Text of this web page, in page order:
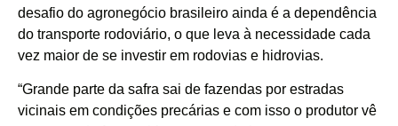
desafio do agronegócio brasileiro ainda é a dependência
do transporte rodoviário, o que leva à necessidade cada
vez maior de se investir em rodovias e hidrovias.
“Grande parte da safra sai de fazendas por estradas
vicinais em condições precárias e com isso o produtor vê